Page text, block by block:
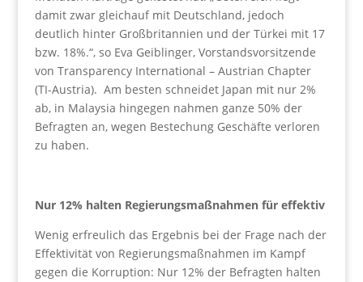
damit zwar gleichauf mit Deutschland, jedoch
deutlich hinter Großbritannien und der Türkei mit 17
bzw. 18%.“, so Eva Geiblinger, Vorstandsvorsitzende
von Transparency International – Austrian Chapter
(TI-Austria). Am besten schneidet Japan mit nur 2%
ab, in Malaysia hingegen nahmen ganze 50% der
Befragten an, wegen Bestechung Geschäfte verloren
zu haben.
Nur 12% halten Regierungsmaßnahmen für effektiv
Wenig erfreulich das Ergebnis bei der Frage nach der
Effektivität von Regierungsmaßnahmen im Kampf
gegen die Korruption: Nur 12% der Befragten halten